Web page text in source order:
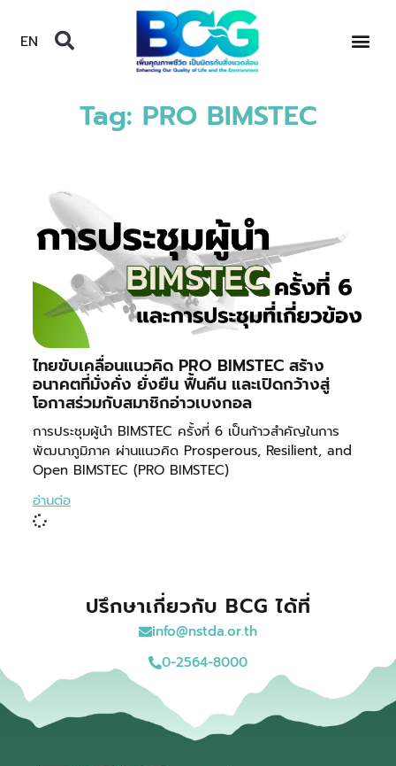
EN
Tag: PRO BIMSTEC
ไทยขับเคลื่อนแนวคิด PRO BIMSTEC สร้าง
อนาคตที่มั่งคั่ง ยั่งยืน ฟื้นคืน และเปิดกว้างสู่
โอกาสร่วมกับสมาชิกอ่าวเบงกอล
การประชุมผู้นำ BIMSTEC ครั้งที่ 6 เป็นก้าวสำคัญในการ
พัฒนาภูมิภาค ผ่านแนวคิด Prosperous, Resilient, and
Open BIMSTEC (PRO BIMSTEC)
อ่านต่อ
ปรึกษาเกี่ยวกับ BCG ได้ที่
info@nstda.or.th
0-2564-8000